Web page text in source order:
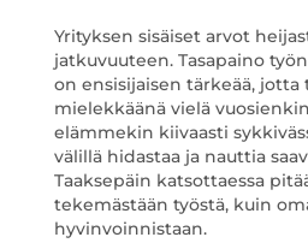
Yrityksen sisäiset arvot
jatkuvuuteen. Tasapaino
on ensisijaisen tärkeää, jotta
mielekkäänä vielä
elämmekin kiivaasti
välillä hidastaa ja nauttia
Taaksepäin katsottaessa
tekemästään työstä, kuin
hyvinvoinnistaan.